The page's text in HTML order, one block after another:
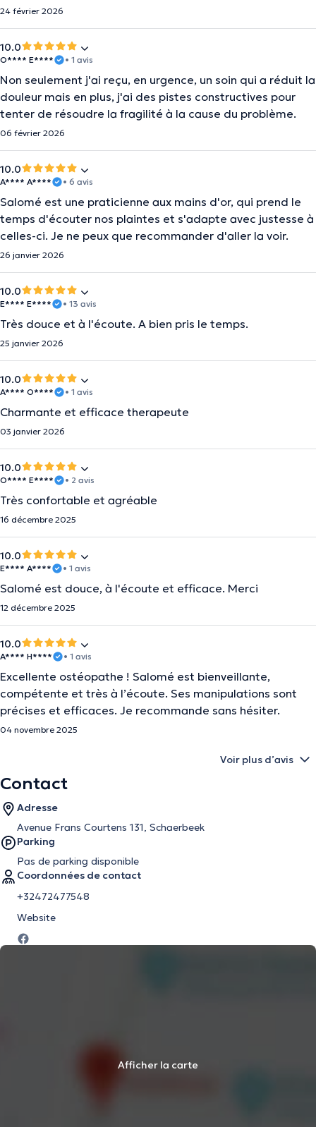
24 février 2026
10.0
O**** E**** • 1 avis
Non seulement j'ai reçu, en urgence, un soin qui a réduit la
douleur mais en plus, j'ai des pistes constructives pour
tenter de résoudre la fragilité à la cause du problème.
06 février 2026
10.0
A**** A**** • 6 avis
Salomé est une praticienne aux mains d'or, qui prend le
temps d'écouter nos plaintes et s'adapte avec justesse à
celles-ci. Je ne peux que recommander d'aller la voir.
26 janvier 2026
10.0
E**** E**** • 13 avis
Très douce et à l'écoute. A bien pris le temps.
25 janvier 2026
10.0
A**** O**** • 1 avis
Charmante et efficace therapeute
03 janvier 2026
10.0
O**** E**** • 2 avis
Très confortable et agréable
16 décembre 2025
10.0
E**** A**** • 1 avis
Salomé est douce, à l'écoute et efficace. Merci
12 décembre 2025
10.0
A**** H**** • 1 avis
Excellente ostéopathe ! Salomé est bienveillante,
compétente et très à l’écoute. Ses manipulations sont
précises et efficaces. Je recommande sans hésiter.
04 novembre 2025
Voir plus d’avis
Contact
Adresse
Avenue Frans Courtens 131, Schaerbeek
Parking
Pas de parking disponible
Coordonnées de contact
+32472477548
Website
Afficher la carte